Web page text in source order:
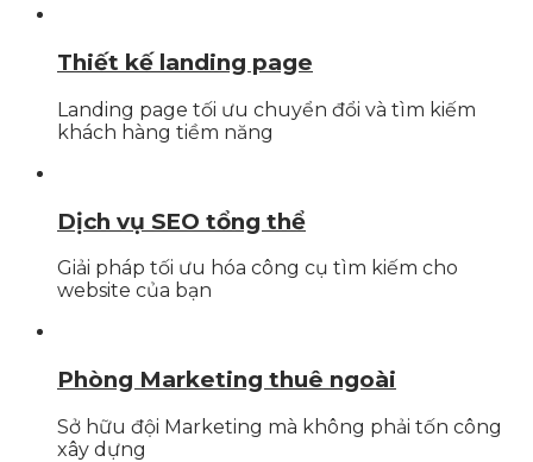
Thiết kế landing page
Landing page tối ưu chuyển đổi và tìm kiếm
khách hàng tiềm năng
Dịch vụ SEO tổng thể
Giải pháp tối ưu hóa công cụ tìm kiếm cho
website của bạn
Phòng Marketing thuê ngoài
Sở hữu đội Marketing mà không phải tốn công
xây dựng